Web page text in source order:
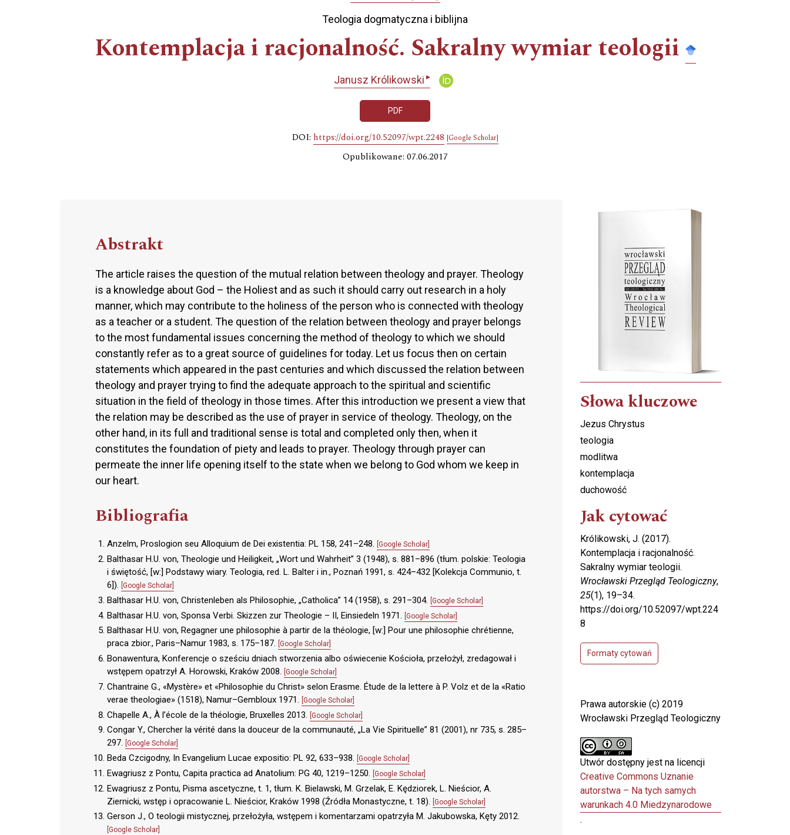
Teologia dogmatyczna i biblijna
Kontemplacja i racjonalność. Sakralny wymiar teologii
Janusz Królikowski ▸
PDF
DOI: https://doi.org/10.52097/wpt.2248 [Google Scholar]
Opublikowane: 07.06.2017
Abstrakt
The article raises the question of the mutual relation between theology and prayer. Theology
is a knowledge about God – the Holiest and as such it should carry out research in a holy
manner, which may contribute to the holiness of the person who is connected with theology
as a teacher or a student. The question of the relation between theology and prayer belongs
to the most fundamental issues concerning the method of theology to which we should
constantly refer as to a great source of guidelines for today. Let us focus then on certain
statements which appeared in the past centuries and which discussed the relation between
theology and prayer trying to find the adequate approach to the spiritual and scientific
situation in the field of theology in those times. After this introduction we present a view that
the relation may be described as the use of prayer in service of theology. Theology, on the
other hand, in its full and traditional sense is total and completed only then, when it
constitutes the foundation of piety and leads to prayer. Theology through prayer can
permeate the inner life opening itself to the state when we belong to God whom we keep in
our heart.
Bibliografia
Anzelm, Proslogion seu Alloquium de Dei existentia: PL 158, 241–248. [Google Scholar]
Balthasar H.U. von, Theologie und Heiligkeit, „Wort und Wahrheit” 3 (1948), s. 881–896 (tłum. polskie: Teologia
i świętość, [w:] Podstawy wiary. Teologia, red. L. Balter i in., Poznań 1991, s. 424–432 [Kolekcja Communio, t.
6]). [Google Scholar]
Balthasar H.U. von, Christenleben als Philosophie, „Catholica” 14 (1958), s. 291–304. [Google Scholar]
Balthasar H.U. von, Sponsa Verbi. Skizzen zur Theologie – II, Einsiedeln 1971. [Google Scholar]
Balthasar H.U. von, Regagner une philosophie à partir de la théologie, [w:] Pour une philosophie chrétienne,
praca zbior., Paris–Namur 1983, s. 175–187. [Google Scholar]
Bonawentura, Konferencje o sześciu dniach stworzenia albo oświecenie Kościoła, przełożył, zredagował i
wstępem opatrzył A. Horowski, Kraków 2008. [Google Scholar]
Chantraine G., «Mystère» et «Philosophie du Christ» selon Erasme. Étude de la lettere à P. Volz et de la «Ratio
verae theologiae» (1518), Namur–Gembloux 1971. [Google Scholar]
Chapelle A., À l’école de la théologie, Bruxelles 2013. [Google Scholar]
Congar Y., Chercher la vérité dans la douceur de la communauté, „La Vie Spirituelle” 81 (2001), nr 735, s. 285–
297. [Google Scholar]
Beda Czcigodny, In Evangelium Lucae expositio: PL 92, 633–938. [Google Scholar]
Ewagriusz z Pontu, Capita practica ad Anatolium: PG 40, 1219–1250. [Google Scholar]
Ewagriusz z Pontu, Pisma ascetyczne, t. 1, tłum. K. Bielawski, M. Grzelak, E. Kędziorek, L. Nieścior, A.
Ziernicki, wstęp i opracowanie L. Nieścior, Kraków 1998 (Źródła Monastyczne, t. 18).
[Google Scholar]
Gerson J., O teologii mistycznej, przełożyła, wstępem i komentarzami opatrzyła M. Jakubowska, Kęty 2012.
[Google Scholar]
Cover image
Słowa kluczowe
Jezus Chrystus
teologia
modlitwa
kontemplacja
duchowość
Jak cytować
Królikowski, J. (2017).
Kontemplacja i racjonalność.
Sakralny wymiar teologii.
Wrocławski Przegląd Teologiczny,
25(1), 19–34.
https://doi.org/10.52097/wpt.224
8
Formaty cytowań
Prawa autorskie (c) 2019
Wrocławski Przegląd Teologiczny
Utwór dostępny jest na licencji
Creative Commons Uznanie
autorstwa – Na tych samych
warunkach 4.0 Miedzynarodowe
.